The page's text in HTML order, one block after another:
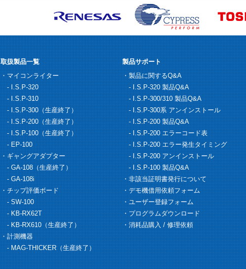
取扱製品一覧
・マイコンライター
-I.S.P-320
-I.S.P-310
-I.S.P-300（生産終了）
-I.S.P-200（生産終了）
-I.S.P-100（生産終了）
-EP-100
・ギャングアダプター
-GA-108（生産終了）
-GA-108i
・チップ評価ボード
-SW-100
-KB-RX62T
-KB-RX610（生産終了）
・計測機器
-MAG-THICKER（生産終了）
製品サポート
・製品に関するQ&A
-I.S.P-320 製品Q&A
-I.S.P-300/310 製品Q&A
-I.S.P-300系 アンインストール
-I.S.P-200 製品Q&A
-I.S.P-200 エラーコード表
-I.S.P-200 エラー発生タイミング
-I.S.P-200 アンインストール
-I.S.P-100 製品Q&A
・非該当証明書発行について
・デモ機借用依頼フォーム
・ユーザー登録フォーム
・プログラムダウンロード
・消耗品購入 / 修理依頼